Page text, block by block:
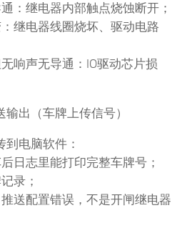
：继电器内部触点烧蚀断开；
继电器线圈烧坏、驱动电路
响声无导通：IO驱动芯片损
出（车牌上传信号）
电脑软件：
日志里能打印完整车牌号；
录；
送配置错误，不是开闸继电器